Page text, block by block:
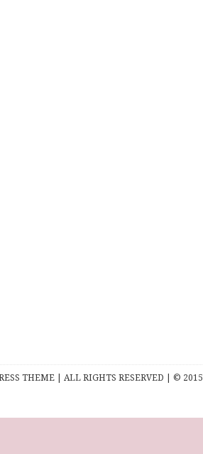
THEME | ALL RIGHTS RESERVED | © 2015